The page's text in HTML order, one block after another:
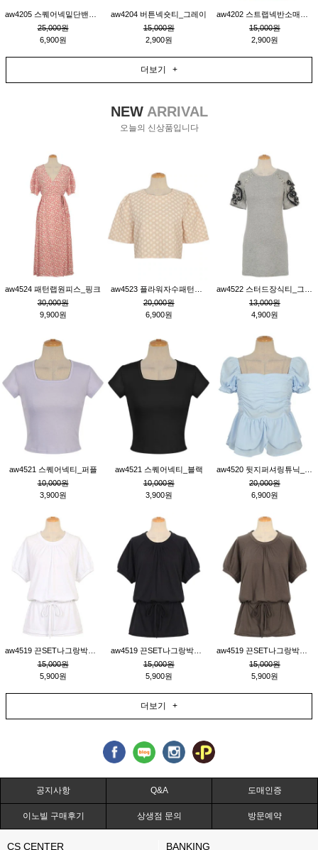
25,000원
6,900원
aw4204 버튼넥숏티_그레이
15,000원
2,900원
15,000원
2,900원
더보기 +
NEWARRIVAL
오늘의 신상품입니다
aw4524 패턴랩원피스_핑크
30,000원
9,900원
20,000원
6,900원
13,000원
4,900원
aw4521 스퀘어넥티_퍼플
10,000원
3,900원
aw4521 스퀘어넥티_블랙
10,000원
3,900원
20,000원
6,900원
15,000원
5,900원
15,000원
5,900원
15,000원
5,900원
더보기 +
공지사항 Q&A 도매인증
이노빌 구매후기 상생점 문의 방문예약
CS CENTER BANKING